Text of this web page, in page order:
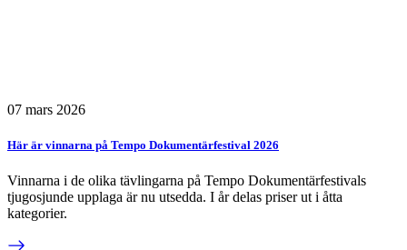
07 mars 2026
Här är vinnarna på Tempo Dokumentärfestival 2026
Vinnarna i de olika tävlingarna på Tempo Dokumentärfestivals
tjugosjunde upplaga är nu utsedda. I år delas priser ut i åtta
kategorier.